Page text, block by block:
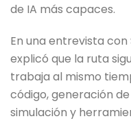
de IA más capaces.
En una entrevista con
explicó que la ruta
trabaja al mismo
código, generación
simulación y